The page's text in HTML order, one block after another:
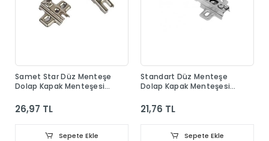
Samet Star Düz Menteşe
Dolap Kapak Menteşesi
26,97 TL
Sepete Ekle
Standart Düz Menteşe
Dolap Kapak Menteşesi
21,76 TL
Sepete Ekle